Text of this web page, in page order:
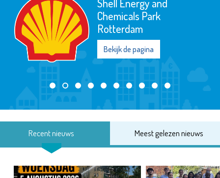
Shell Energy and
Chemicals Park
Rotterdam
Bekijk de pagina
Recent nieuws Meest gelezen nieuws